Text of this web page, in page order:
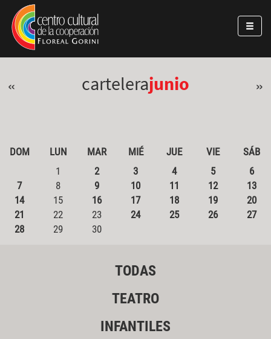
Pasar al contenido principal
Jump to main content
« cartelerajunio »
DOM LUN MAR MIÉ JUE VIE
SÁB
1
2 3 4 5
6
7
8 9 10 11 12
13
14
15 16 17 18 19
20
21
22 23 24 25 26
27
28
29 30
TODAS
TEATRO
INFANTILES